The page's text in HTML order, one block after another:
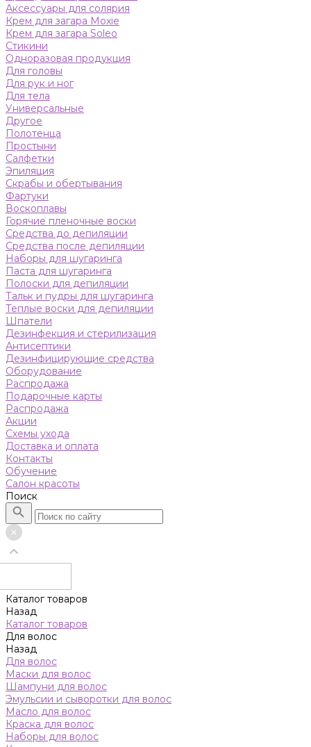
Аксессуары для солярия
Крем для загара Moxie
Крем для загара Soleo
Стикини
Одноразовая продукция
Для головы
Для рук и ног
Для тела
Универсальные
Другое
Полотенца
Простыни
Салфетки
Эпиляция
Скрабы и обертывания
Фартуки
Воскоплавы
Горячие пленочные воски
Средства до депиляции
Средства после депиляции
Наборы для шугаринга
Паста для шугаринга
Полоски для депиляции
Тальк и пудры для шугаринга
Теплые воски для депиляции
Шпатели
Дезинфекция и стерилизация
Антисептики
Дезинфицирующие средства
Оборудование
Распродажа
Подарочные карты
Распродажа
Акции
Схемы ухода
Доставка и оплата
Контакты
Обучение
Салон красоты
Поиск
Каталог товаров
Назад
Каталог товаров
Для волос
Назад
Для волос
Маски для волос
Шампуни для волос
Эмульсии и сыворотки для волос
Масло для волос
Краска для волос
Наборы для волос